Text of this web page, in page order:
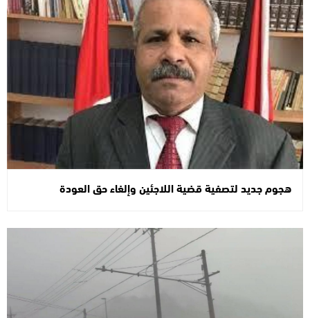
هجوم جديد لتصفية قضية اللاجئين وإلغاء حق العودة